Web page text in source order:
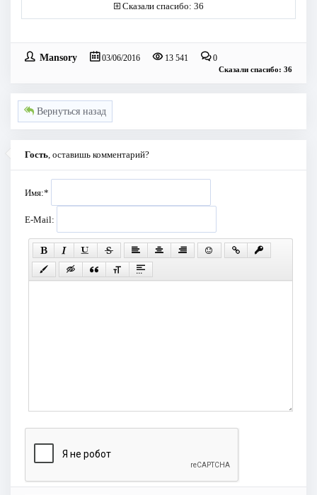
Сказали спасибо: 36
Mansory 03/06/2016 13 541 0
Сказали спасибо: 36
Вернуться назад
Гость, оставишь комментарий?
Имя:*
E-Mail: